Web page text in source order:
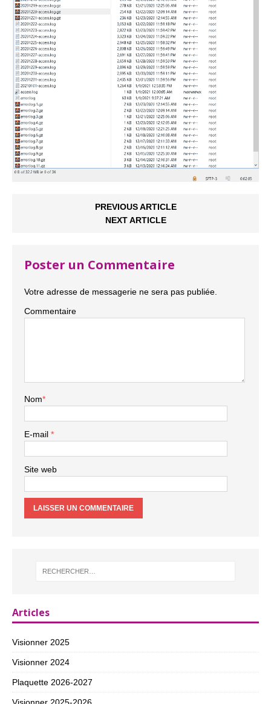
PREVIOUS ARTICLE
NEXT ARTICLE
Poster un Commentaire
Votre adresse de messagerie ne sera pas publiée.
Commentaire
Nom*
E-mail *
Site web
Articles
Visionner 2025
Visionner 2024
Plaquette 2026-2027